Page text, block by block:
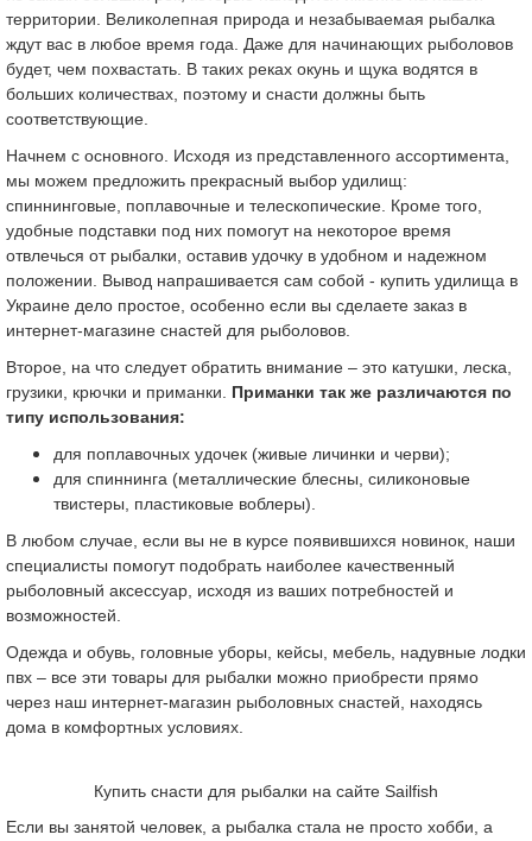
территории. Великолепная природа и незабываемая рыбалка
ждут вас в любое время года. Даже для начинающих рыболовов
будет, чем похвастать. В таких реках окунь и щука водятся в
больших количествах, поэтому и снасти должны быть
соответствующие.
Начнем с основного. Исходя из представленного ассортимента,
мы можем предложить прекрасный выбор удилищ:
спиннинговые, поплавочные и телескопические. Кроме того,
удобные подставки под них помогут на некоторое время
отвлечься от рыбалки, оставив удочку в удобном и надежном
положении. Вывод напрашивается сам собой - купить удилища в
Украине дело простое, особенно если вы сделаете заказ в
интернет-магазине снастей для рыболовов.
Второе, на что следует обратить внимание – это катушки, леска,
грузики, крючки и приманки. Приманки так же различаются по
типу использования:
для поплавочных удочек (живые личинки и черви);
для спиннинга (металлические блесны, силиконовые
твистеры, пластиковые воблеры).
В любом случае, если вы не в курсе появившихся новинок, наши
специалисты помогут подобрать наиболее качественный
рыболовный аксессуар, исходя из ваших потребностей и
возможностей.
Одежда и обувь, головные уборы, кейсы, мебель, надувные лодки
пвх – все эти товары для рыбалки можно приобрести прямо
через наш интернет-магазин рыболовных снастей, находясь
дома в комфортных условиях.
Купить снасти для рыбалки на сайте Sailfish
Если вы занятой человек, а рыбалка стала не просто хобби, а